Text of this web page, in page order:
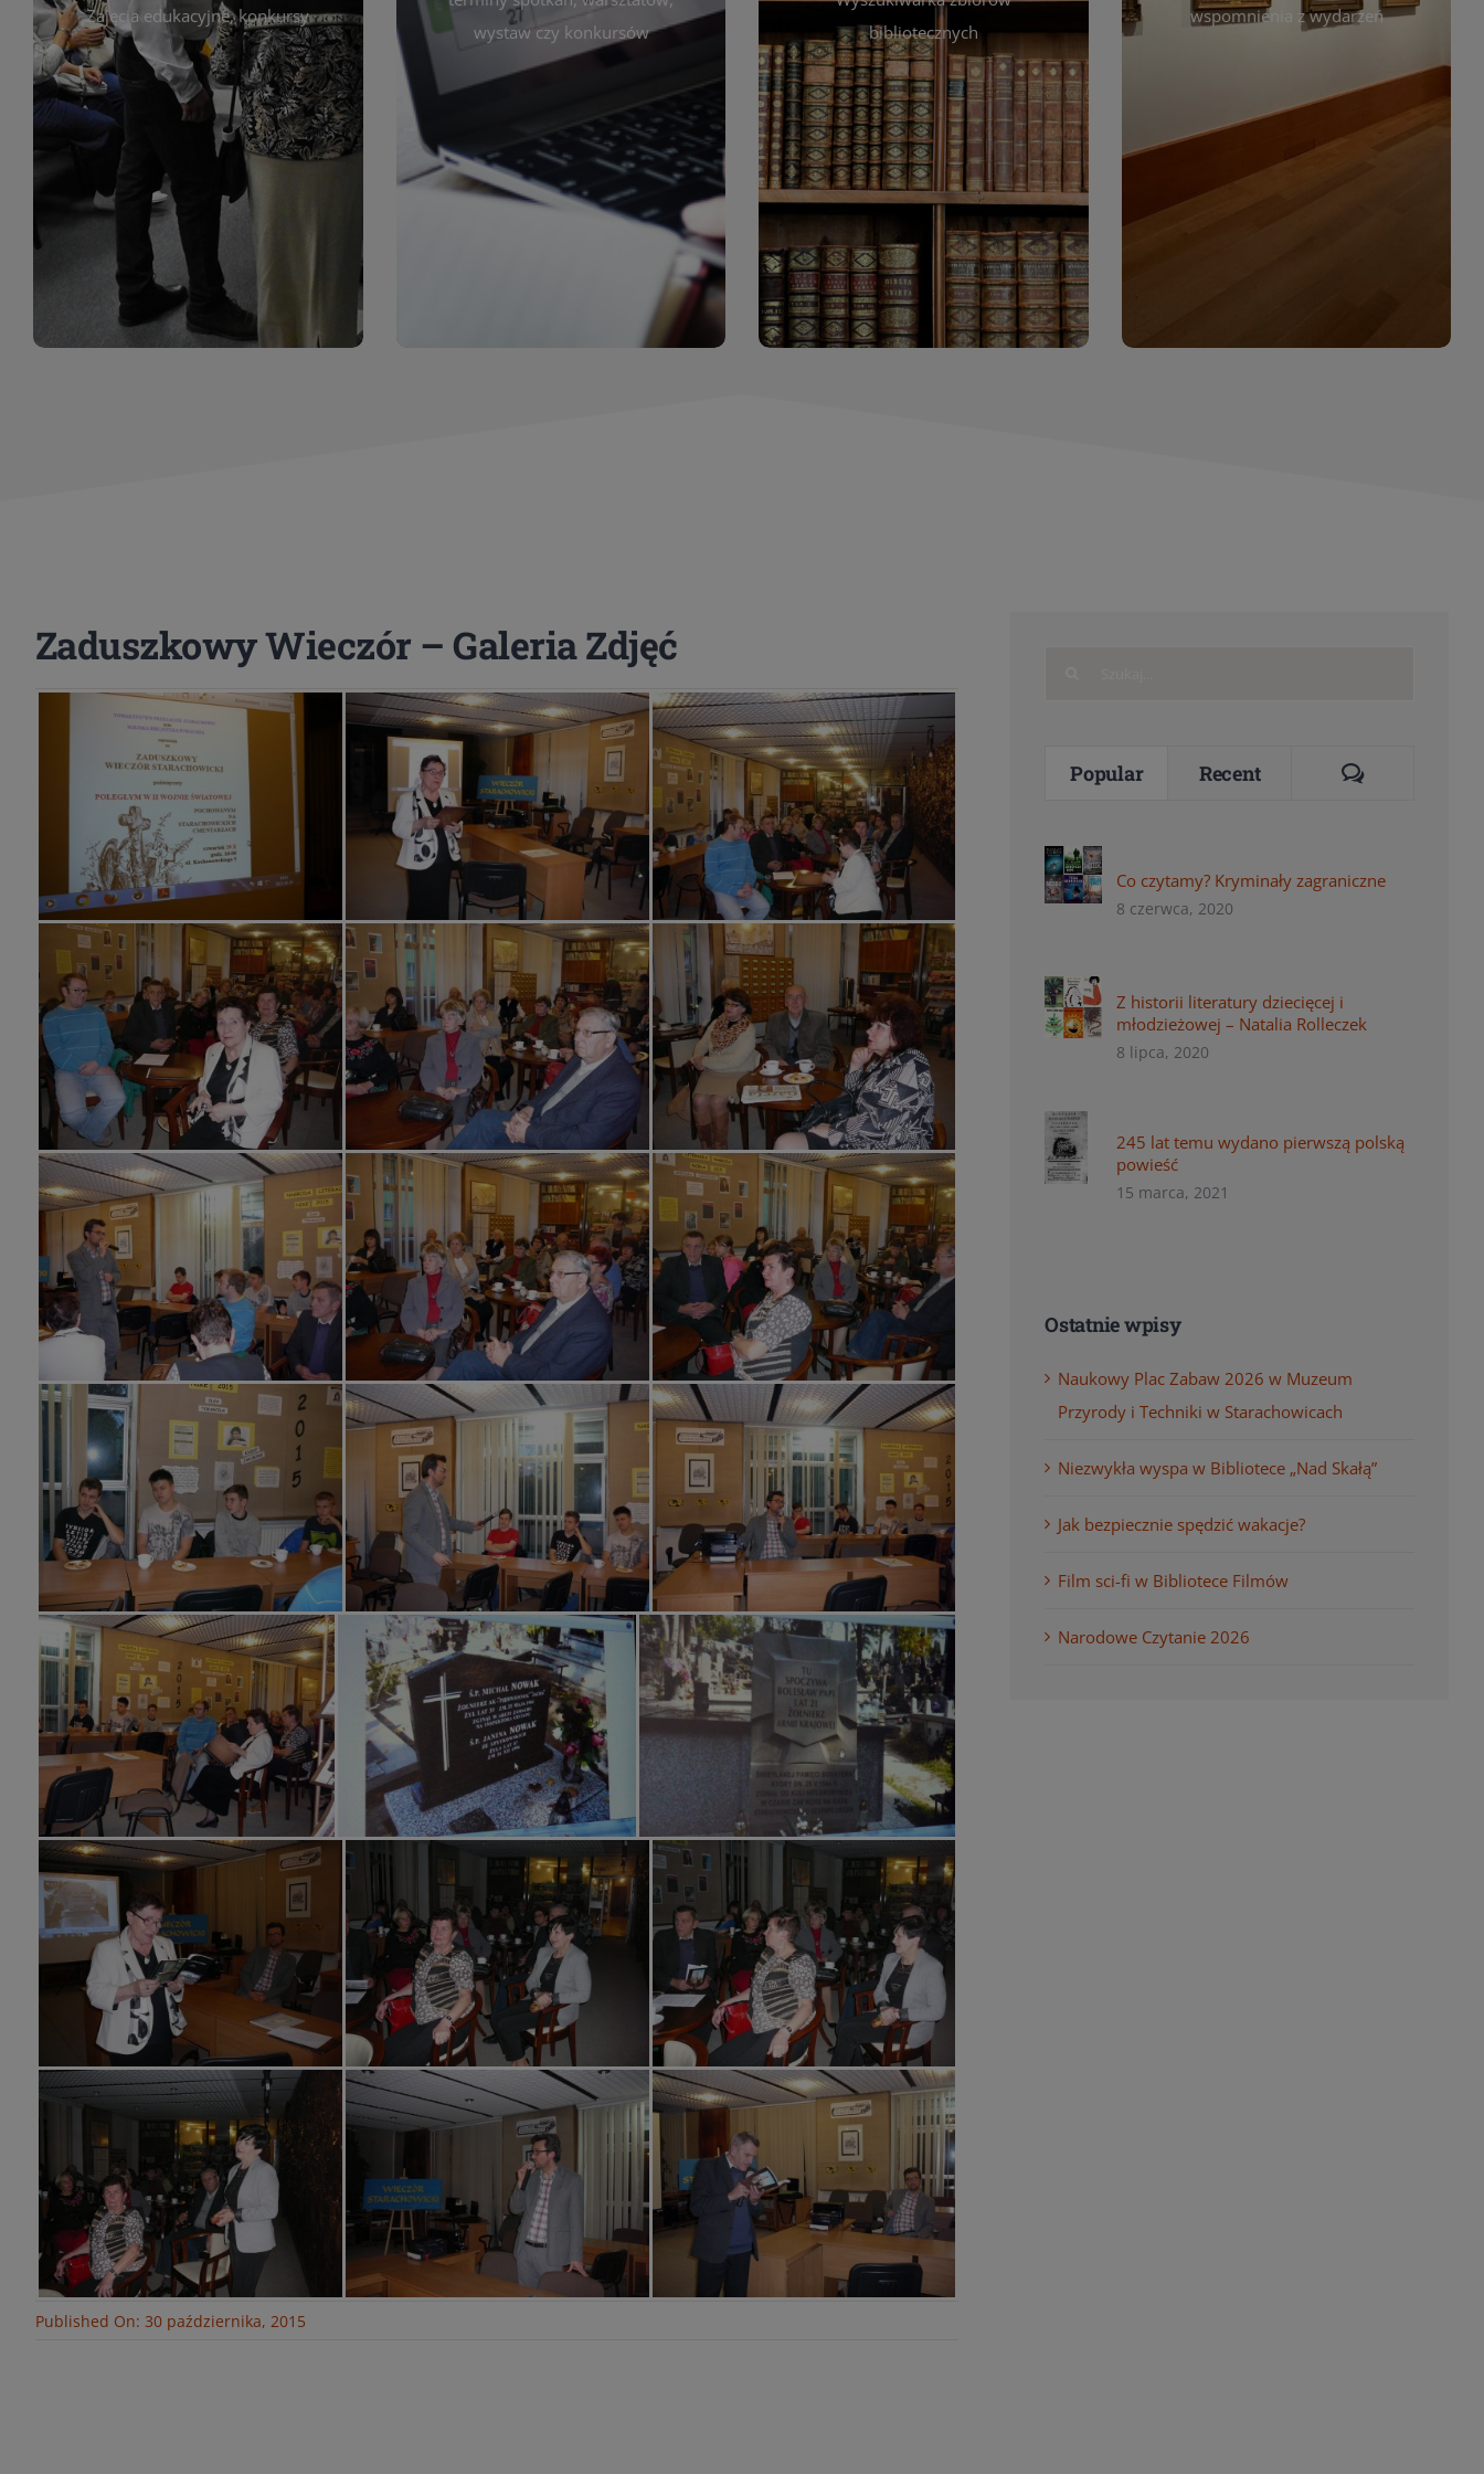
Zajęcia edukacyjne, konkursy
Wystawy
Biblioteka organizuje prezentujące
zarówno sztukę lokalnych twórców,
jak i zbiory tematyczne. W tej sekcji
znajdziesz informacje o aktualnych
ekspozycjach oraz archiwum wystaw
z poprzednich lat. Prezentowane
prace obejmują malarstwo,
wystaw czy konkursów
Cię wydarzeniach. Aktualizujemy
harmonogram na bieżąco, by zawsze
był zgodny z planem pracy biblioteki.
Zapraszamy do śledzenia i
uczestnictwa w życiu kulturalnym
miasta!
bibliotecznych
Katalog Zbiorów
Katalog online umożliwia
przeglądanie pełnej oferty
bibliotecznej – książek, czasopism,
filmów i innych materiałów. Dzięki
wyszukiwarce szybko znajdziesz
interesujące Cię pozycje według
autora, tytułu lub tematu. Możesz wspomnienia z wydarzeń
czytelników. Regularnie dodajemy
powrócić do wyjątkowych
momentów. Zapraszamy do
obejrzenia, wspominania i
inspirowania się!
Zaduszkowy Wieczór – Galeria Zdjęć
Published On: 30 października, 2015
Popular Recent Comments
Co czytamy? Kryminały zagraniczne
8 czerwca, 2020
Z historii literatury dziecięcej i
młodzieżowej – Natalia Rolleczek
8 lipca, 2020
245 lat temu wydano pierwszą polską
powieść
15 marca, 2021
Ostatnie wpisy
Naukowy Plac Zabaw 2026 w Muzeum
Przyrody i Techniki w Starachowicach
Niezwykła wyspa w Bibliotece „Nad Skałą”
Jak bezpiecznie spędzić wakacje?
Film sci-fi w Bibliotece Filmów
Narodowe Czytanie 2026